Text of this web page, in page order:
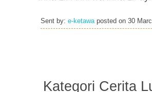
Sent by: e-ketawaposted on 30
Kategori Cerita